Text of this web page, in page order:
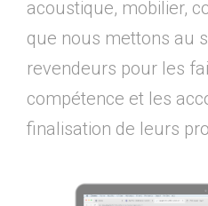
acoustique, mobilier,
que nous mettons au
revendeurs pour les
compétence et les
finalisation de leurs